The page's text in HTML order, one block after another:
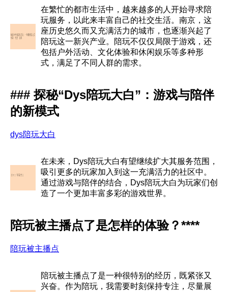
在繁忙的都市生活中，越来越多的人开始寻求陪
玩服务，以此来丰富自己的社交生活。南京，这
座历史悠久而又充满活力的城市，也逐渐兴起了
陪玩这一新兴产业。陪玩不仅仅局限于游戏，还
包括户外活动、文化体验和休闲娱乐等多种形
式，满足了不同人群的需求。
### 探秘“Dys陪玩大白”：游戏与陪伴
的新模式
dys陪玩大白
在未来，Dys陪玩大白有望继续扩大其服务范围，
吸引更多的玩家加入到这一充满活力的社区中。
通过游戏与陪伴的结合，Dys陪玩大白为玩家们创
造了一个更加丰富多彩的游戏世界。
陪玩被主播点了是怎样的体验？****
陪玩被主播点
陪玩被主播点了是一种很特别的经历，既紧张又
兴奋。作为陪玩，我需要时刻保持专注，尽量展